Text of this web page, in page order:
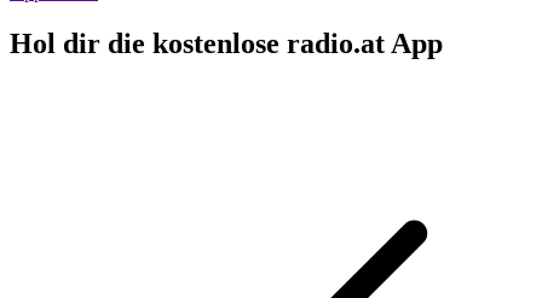
Hol dir die kostenlose radio.at App